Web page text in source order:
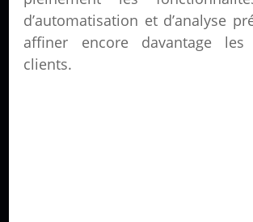
d’automatisation et d’analyse
affiner encore davantage les
clients.